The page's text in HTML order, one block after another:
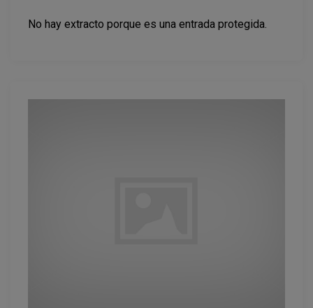
No hay extracto porque es una entrada protegida.